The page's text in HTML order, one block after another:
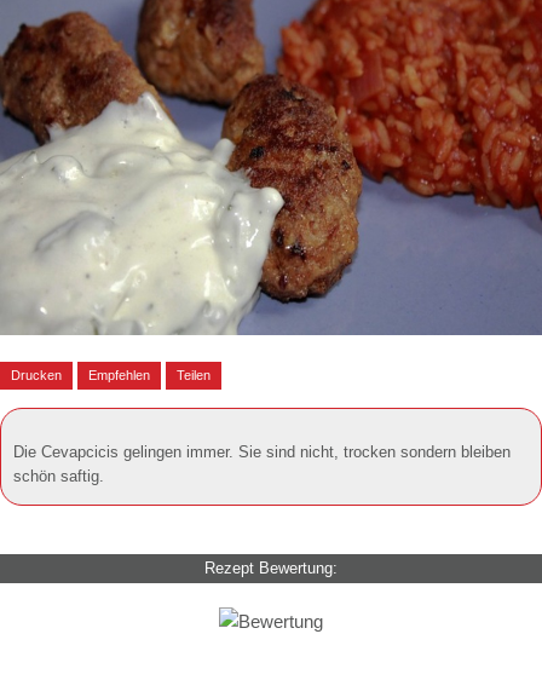
Drucken Empfehlen Teilen
Die Cevapcicis gelingen immer. Sie sind nicht, trocken sondern bleiben
schön saftig.
Rezept Bewertung: